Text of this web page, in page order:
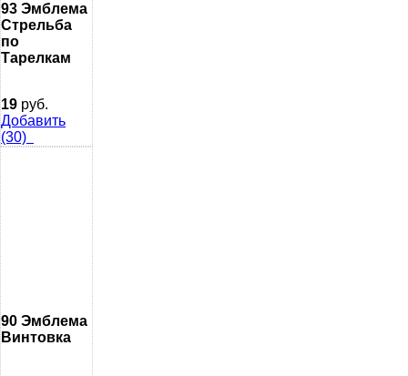
93 Эмблема
Стрельба
по
Тарелкам
19 руб.
Добавить
(30)
90 Эмблема
Винтовка